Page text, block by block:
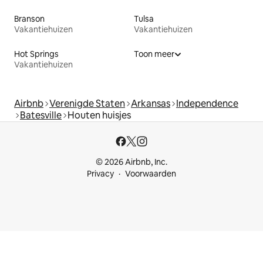
Branson
Vakantiehuizen
Tulsa
Vakantiehuizen
Hot Springs
Vakantiehuizen
Toon meer
Airbnb Verenigde Staten Arkansas Independence
Batesville Houten huisjes
© 2026 Airbnb, Inc.
Privacy
Voorwaarden